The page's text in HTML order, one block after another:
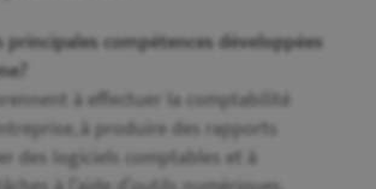
principales compétences développées
à effectuer la comptabilité
à produire des rapports
des logiciels comptables et à